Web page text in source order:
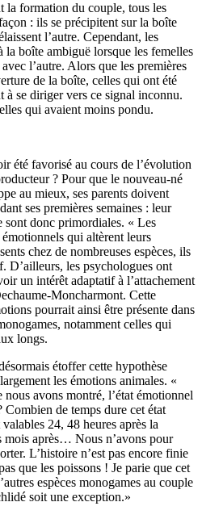
la formation du couple, tous les
: ils se précipitent sur la boîte
l’autre. Cependant, les
la boîte ambiguë lorsque les femelles
l’autre. Alors que les premières
de la boîte, celles qui ont été
à se diriger vers ce signal inconnu.
qui avaient moins pondu.
été favorisé au cours de l’évolution
? Pour que le nouveau-né
au mieux, ses parents doivent
ses premières semaines : leur
sont donc primordiales. « Les
qui altèrent leurs
chez de nombreuses espèces, ils
D’ailleurs, les psychologues ont
un intérêt adaptatif à l’attachement
Moncharmont. Cette
pourrait ainsi être présente dans
notamment celles qui
longs.
étoffer cette hypothèse
les émotions animales. «
nous avons montré, l’état émotionnel
de temps dure cet état
24, 48 heures après la
mois après… Nous n’avons pour
L’histoire n’est pas encore finie
que les poissons ! Je parie que cet
espèces monogames au couple
soit une exception.»